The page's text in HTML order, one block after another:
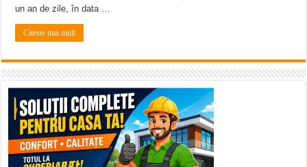
un an de zile, în data …
Citeste mai mult